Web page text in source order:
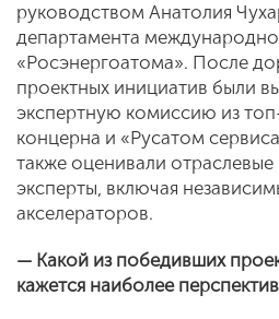
руководством Анатолия
департамента
«Росэнергоатома». После
проектных инициатив были
экспертную комиссию из
концерна и «Русатом
также оценивали
эксперты, включая
акселераторов.
— Какой из победивших
кажется наиболее